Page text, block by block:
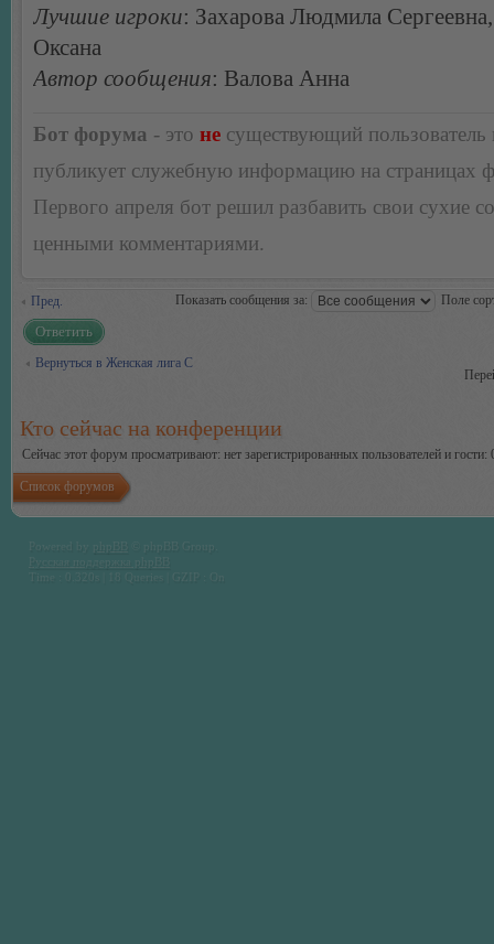
Лучшие игроки: Захарова Людмила
Оксана
Автор сообщения: Валова Анна
Бот форума - это не существующий пользователь
публикует служебную информацию на страницах
Первого апреля бот решил разбавить свои сухие
ценными комментариями.
Пред. Показать сообщения за: Поле
Ответить
Вернуться в Женская лига С
Кто сейчас на конференции
Сейчас этот форум просматривают: нет зарегистрированных пользователей и гости:
Список форумов
Time : 0.320s | 18 Queries | GZIP : On